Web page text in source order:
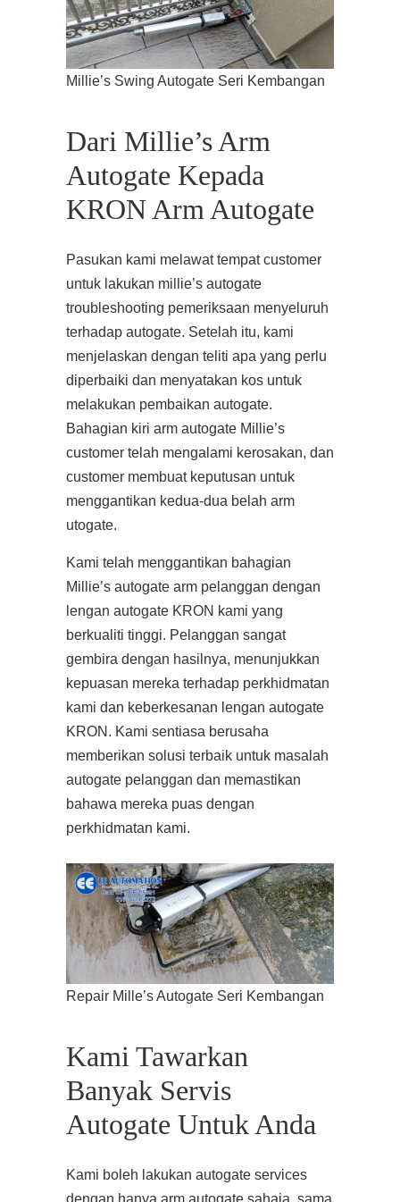
Millie’s Swing Autogate Seri Kembangan
Dari Millie’s Arm
Autogate Kepada
KRON Arm Autogate
Pasukan kami melawat tempat customer
untuk lakukan millie’s autogate
troubleshooting pemeriksaan menyeluruh
terhadap autogate. Setelah itu, kami
menjelaskan dengan teliti apa yang perlu
diperbaiki dan menyatakan kos untuk
melakukan pembaikan autogate.
Bahagian kiri arm autogate Millie’s
customer telah mengalami kerosakan, dan
customer membuat keputusan untuk
menggantikan kedua-dua belah arm
utogate.
Kami telah menggantikan bahagian
Millie’s autogate arm pelanggan dengan
lengan autogate KRON kami yang
berkualiti tinggi. Pelanggan sangat
gembira dengan hasilnya, menunjukkan
kepuasan mereka terhadap perkhidmatan
kami dan keberkesanan lengan autogate
KRON. Kami sentiasa berusaha
memberikan solusi terbaik untuk masalah
autogate pelanggan dan memastikan
bahawa mereka puas dengan
perkhidmatan kami.
Repair Mille’s Autogate Seri Kembangan
Kami Tawarkan
Banyak Servis
Autogate Untuk Anda
Kami boleh lakukan autogate services
dengan hanya arm autogate sahaja, sama